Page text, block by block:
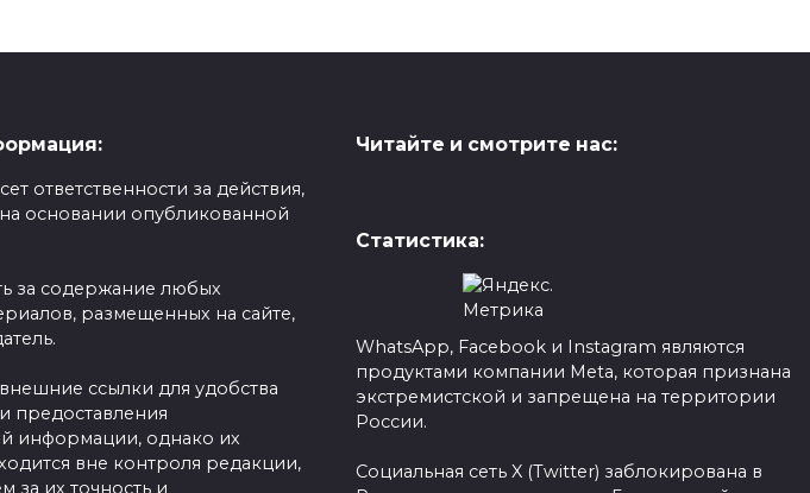
ответственности за действия,
основании опубликованной
за содержание любых
размещенных на сайте,
ссылки для удобства
предоставления
информации, однако их
вне контроля редакции,
за их точность и
Читайте и смотрите нас:
Статистика:
WhatsApp, Facebook и Instagram являются
продуктами компании Meta, которая признана
экстремистской и запрещена на территории
России.
Социальная сеть X (Twitter) заблокирована в